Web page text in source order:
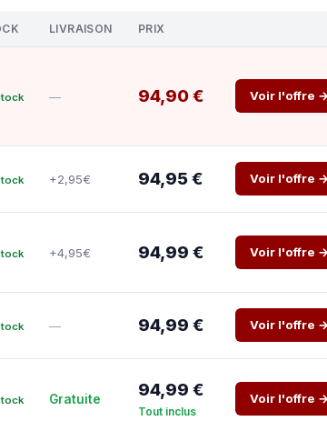
LIVRAISON PRIX
— 94,90 € Voir l'offre
+2,95€ 94,95 € Voir l'offre
+4,95€ 94,99 € Voir l'offre
— 94,99 € Voir l'offre
Gratuite 94,99 €
Tout inclus
Voir l'offre